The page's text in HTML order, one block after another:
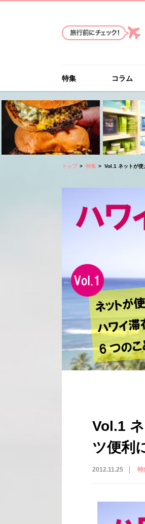
特集 コラム
トップ 特集 Vol.1 ネットが使
Vol.1
ツ便利
2012.11.25 特